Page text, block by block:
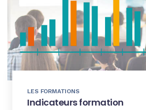
LES FORMATIONS
Indicateurs formation